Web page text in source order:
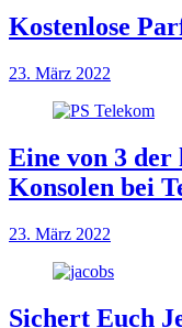
Kostenlose
23. März 2022
Eine von 3 der
Konsolen bei
23. März 2022
Sichert Euch